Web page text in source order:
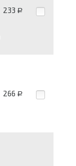
233 Р
266 Р